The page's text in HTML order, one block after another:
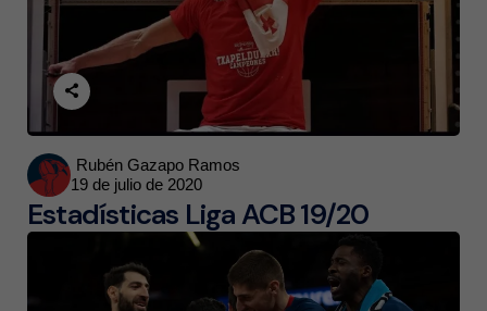
Posted
by
Rubén Gazapo Ramos
19 de julio de 2020
Estadísticas Liga ACB 19/20